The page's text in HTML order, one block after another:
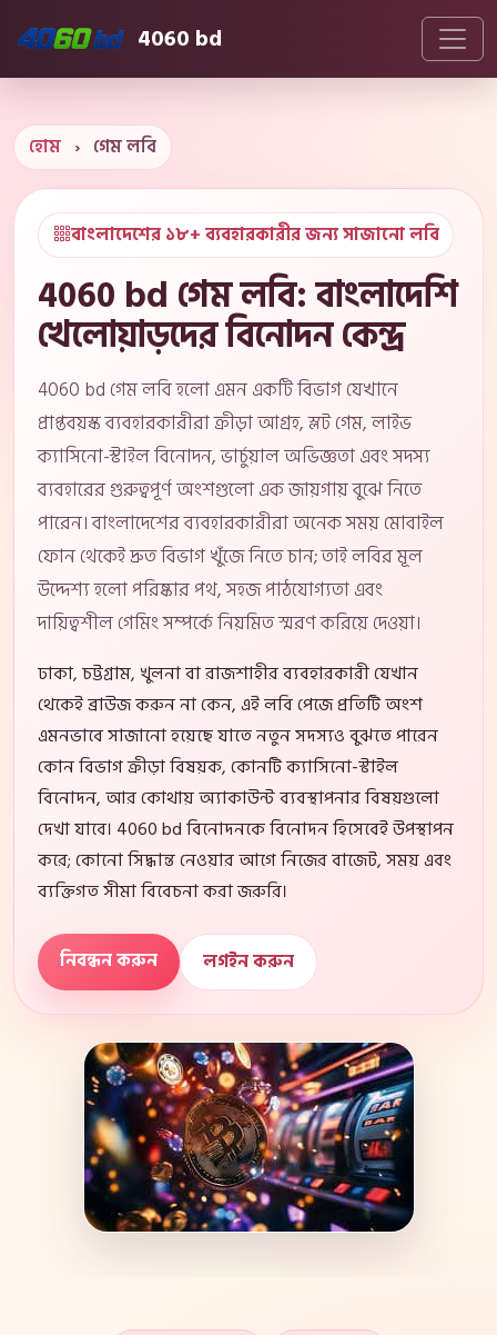
4060 bd
হোম › গেম লবি
বাংলাদেশের ১৮+ ব্যবহারকারীর জন্য সাজানো লবি
4060 bd গেম লবি: বাংলাদেশি
খেলোয়াড়দের বিনোদন কেন্দ্র
4060 bd গেম লবি হলো এমন একটি বিভাগ যেখানে
প্রাপ্তবয়স্ক ব্যবহারকারীরা ক্রীড়া আগ্রহ, স্লট গেম, লাইভ
ক্যাসিনো-স্টাইল বিনোদন, ভার্চুয়াল অভিজ্ঞতা এবং সদস্য
ব্যবহারের গুরুত্বপূর্ণ অংশগুলো এক জায়গায় বুঝে নিতে
পারেন। বাংলাদেশের ব্যবহারকারীরা অনেক সময় মোবাইল
ফোন থেকেই দ্রুত বিভাগ খুঁজে নিতে চান; তাই লবির মূল
উদ্দেশ্য হলো পরিষ্কার পথ, সহজ পাঠযোগ্যতা এবং
দায়িত্বশীল গেমিং সম্পর্কে নিয়মিত স্মরণ করিয়ে দেওয়া।
ঢাকা, চট্টগ্রাম, খুলনা বা রাজশাহীর ব্যবহারকারী যেখান
থেকেই ব্রাউজ করুন না কেন, এই লবি পেজে প্রতিটি অংশ
এমনভাবে সাজানো হয়েছে যাতে নতুন সদস্যও বুঝতে পারেন
কোন বিভাগ ক্রীড়া বিষয়ক, কোনটি ক্যাসিনো-স্টাইল
বিনোদন, আর কোথায় অ্যাকাউন্ট ব্যবস্থাপনার বিষয়গুলো
দেখা যাবে। 4060 bd বিনোদনকে বিনোদন হিসেবেই উপস্থাপন
করে; কোনো সিদ্ধান্ত নেওয়ার আগে নিজের বাজেট, সময় এবং
ব্যক্তিগত সীমা বিবেচনা করা জরুরি।
নিবন্ধন করুন লগইন করুন